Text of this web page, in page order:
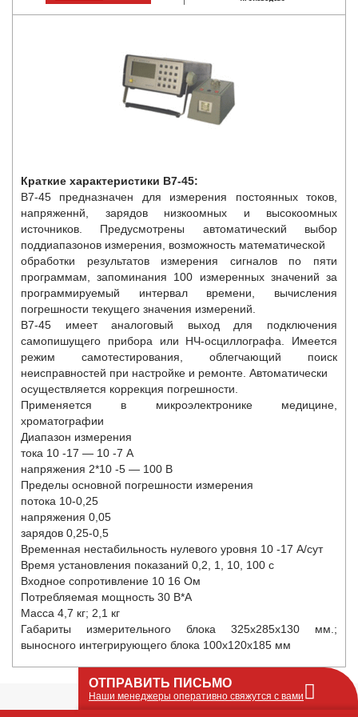
Краткие характеристики В7-45:
В7-45 предназначен для измерения постоянных токов,
напряженнй, зарядов низкоомных и высокоомных
источников. Предусмотрены автоматический выбор
поддиапазонов измерения, возможность математической
обработки результатов измерения сигналов по пяти
программам, запоминания 100 измеренных значений за
программируемый интервал времени, вычисления
погрешности текущего значения измерений.
В7-45 имеет аналоговый выход для подключения
самопишущего прибора или НЧ-осциллографа. Имеется
режим самотестирования, облегчающий поиск
неисправностей при настройке и ремонте. Автоматически
осуществляется коррекция погрешности.
Применяется в микроэлектронике медицине,
хроматографии
Диапазон измерения
тока 10 -17 — 10 -7 А
напряжения 2*10 -5 — 100 В
Пределы основной погрешности измерения
потока 10-0,25
напряжения 0,05
зарядов 0,25-0,5
Временная нестабильность нулевого уровня 10 -17 А/сут
Время установления показаний 0,2, 1, 10, 100 с
Входное сопротивление 10 16 Ом
Потребляемая мощность 30 В*А
Масса 4,7 кг; 2,1 кг
Габариты измерительного блока 325х285х130 мм.;
выносного интегрирующего блока 100х120х185 мм
ОТПРАВИТЬ ПИСЬМО
Наши менеджеры оперативно свяжутся с вами